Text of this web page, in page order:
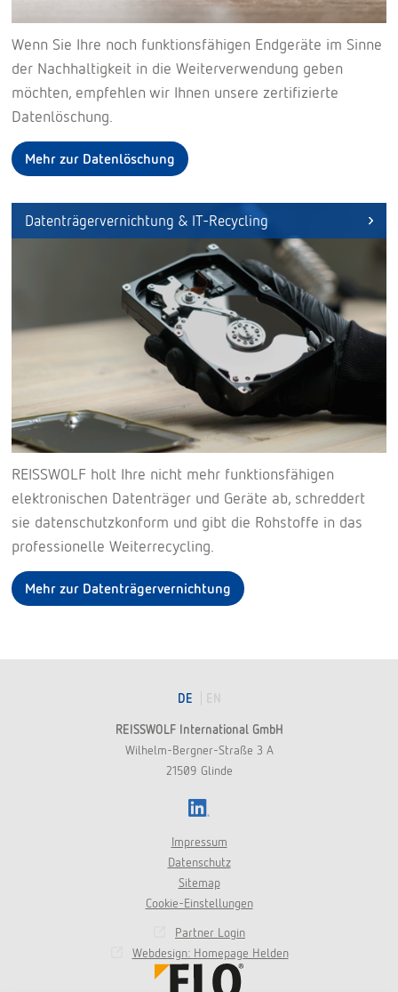
Wenn Sie Ihre noch funktionsfähigen Endgeräte im Sinne
der Nachhaltigkeit in die Weiterverwendung geben
möchten, empfehlen wir Ihnen unsere zertifizierte
Datenlöschung.
Mehr zur Datenlöschung
Datenträgervernichtung & IT-Recycling
REISSWOLF holt Ihre nicht mehr funktionsfähigen
elektronischen Datenträger und Geräte ab, schreddert
sie datenschutzkonform und gibt die Rohstoffe in das
professionelle Weiterrecycling.
Mehr zur Datenträgervernichtung
DE EN
REISSWOLF International GmbH
Wilhelm-Bergner-Straße 3 A
21509 Glinde
Impressum
Datenschutz
Sitemap
Cookie-Einstellungen
Partner Login
Webdesign: Homepage Helden